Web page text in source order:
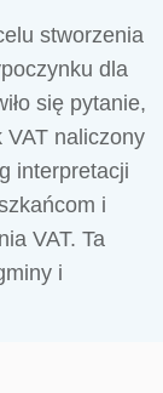
stworzenia
dla
się pytanie,
naliczony
interpretacji
i
VAT. Ta
i